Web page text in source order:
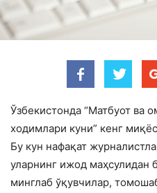
Ўзбекистонда “Матбуот ва
ходимлари куни” кенг
Бу кун нафақат
уларнинг ижод маҳсулидан
минглаб ўқувчилар,